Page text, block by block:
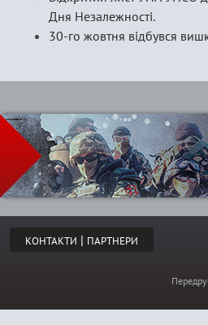
Дня Незалежності.
30-го жовтня відбувся
КОНТАКТИ | ПАРТНЕРИ